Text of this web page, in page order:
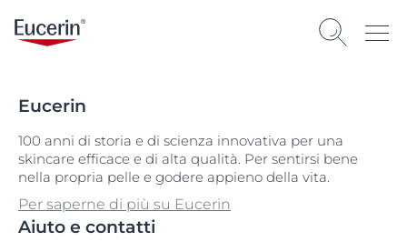
Eucerin
100 anni di storia e di scienza innovativa per una
skincare efficace e di alta qualità. Per sentirsi bene
nella propria pelle e godere appieno della vita.
Per saperne di più su Eucerin
Aiuto e contatti